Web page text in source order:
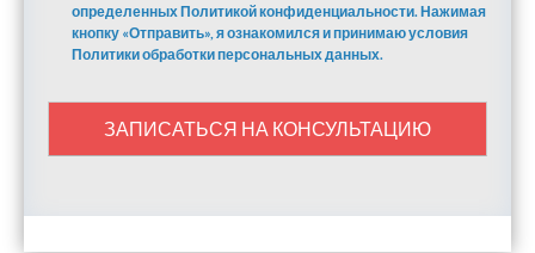
определенных Политикой конфиденциальности. Нажимая
кнопку «Отправить», я ознакомился и принимаю условия
Политики обработки персональных данных.
ЗАПИСАТЬСЯ НА КОНСУЛЬТАЦИЮ